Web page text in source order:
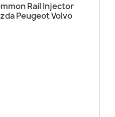
Rail Injector
Peugeot Volvo